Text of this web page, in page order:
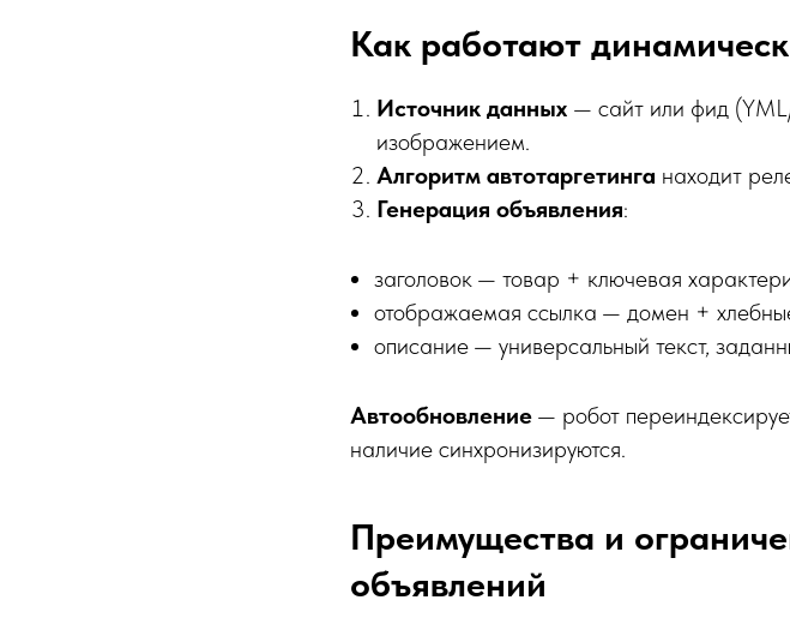
Как работают
Источник данных — сайт или фид
изображением.
Алгоритм автотаргетинга находит
Генерация объявления:
заголовок — товар + ключевая
отображаемая ссылка — домен +
описание — универсальный текст,
Автообновление — робот
наличие синхронизируются.
Преимущества и
объявлений